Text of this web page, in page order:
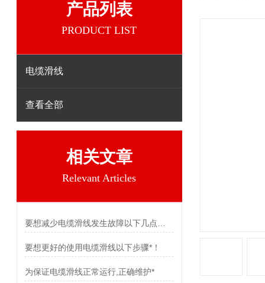
产品列表
PRODUCT LIST
电缆滑线
查看全部
相关文章
Relevant Articles
要想更好的使用电缆滑线以下步骤*！
为保证电缆滑线正常运行,正确维护*